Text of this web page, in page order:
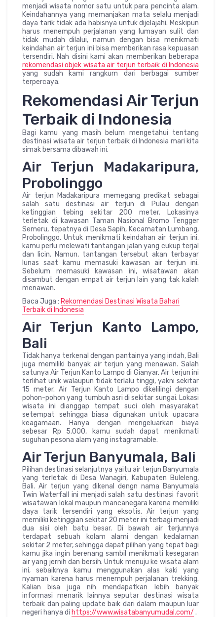
menjadi wisata nomor satu untuk para pencinta alam.
Keindahannya yang memanjakan mata selalu menjadi
daya tarik tidak ada habisnya untuk dijelajahi. Meskipun
harus menempuh perjalanan yang lumayan sulit dan
tidak mudah dilalui, namun dengan bisa menikmati
keindahan air terjun ini bisa memberikan rasa kepuasan
tersendiri. Nah disini kami akan memberikan beberapa
rekomendasi objek wisata air terjun terbaik di Indonesia
yang sudah kami rangkum dari berbagai sumber
terpercaya.
Rekomendasi Air Terjun
Terbaik di Indonesia
Bagi kamu yang masih belum mengetahui tentang
destinasi wisata air terjun terbaik di Indonesia mari kita
simak bersama dibawah ini.
Air Terjun Madakaripura,
Probolinggo
Air terjun Madakaripura memegang predikat sebagai
salah satu destinasi air terjun di Pulau dengan
ketinggian tebing sekitar 200 meter. Lokasinya
terletak di kawasan Taman Nasional Bromo Tengger
Semeru, tepatnya di Desa Sapih, Kecamatan Lumbang,
Probolinggo. Untuk menikmati keindahan air terjun ini,
kamu perlu melewati tantangan jalan yang cukup terjal
dan licin. Namun, tantangan tersebut akan terbayar
lunas saat kamu memasuki kawasan air terjun ini.
Sebelum memasuki kawasan ini, wisatawan akan
disambut dengan empat air terjun lain yang tak kalah
menawan.
Baca Juga : Rekomendasi Destinasi Wisata Bahari
Terbaik di Indonesia
Air Terjun Kanto Lampo,
Bali
Tidak hanya terkenal dengan pantainya yang indah, Bali
juga memiliki banyak air terjun yang menawan. Salah
satunya Air Terjun Kanto Lampo di Gianyar. Air terjun ini
terlihat unik walaupun tidak terlalu tinggi, yakni sekitar
15 meter. Air Terjun Kanto Lampo dikelilingi dengan
pohon-pohon yang tumbuh asri di sekitar sungai. Lokasi
wisata ini dianggap tempat suci oleh masyarakat
setempat sehingga biasa digunakan untuk upacara
keagamaan. Hanya dengan mengeluarkan biaya
sebesar Rp 5.000, kamu sudah dapat menikmati
suguhan pesona alam yang instagramable.
Air Terjun Banyumala, Bali
Pilihan destinasi selanjutnya yaitu air terjun Banyumala
yang terletak di Desa Wanagiri, Kabupaten Buleleng,
Bali. Air terjun yang dikenal dengn nama Banyumala
Twin Waterfall ini menjadi salah satu destinasi favorit
wisatawan lokal maupun mancanegara karena memiliki
daya tarik tersendiri yang eksotis. Air terjun yang
memiliki ketinggian sekitar 20 meter ini terbagi menjadi
dua sisi oleh batu besar. Di bawah air terjunnya
terdapat sebuah kolam alami dengan kedalaman
sekitar 2 meter, sehingga dapat pilihan yang tepat bagi
kamu jika ingin berenang sambil menikmati kesegaran
air yang jernih dan bersih. Untuk menuju ke wisata alam
ini, sebaiknya kamu menggunakan alas kaki yang
nyaman karena harus menempuh perjalanan trekking.
Kalian bisa juga nih mendapatkan lebih banyak
informasi menarik lainnya seputar destinasi wisata
terbaik dan paling update baik dari dalam maupun luar
negeri hanya di https://www.wisatabanyumudal.com/ .